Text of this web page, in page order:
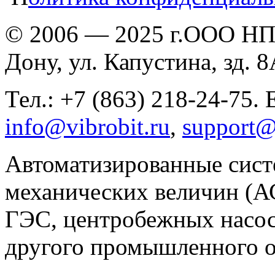
© 2006 — 2025 г.ООО
Дону, ул. Капустина, зд.
Тел.: +7 (863) 218-24-75.
info@vibrobit.ru,
Автоматизированные
механических величин
ГЭС, центробежных
другого промышленного